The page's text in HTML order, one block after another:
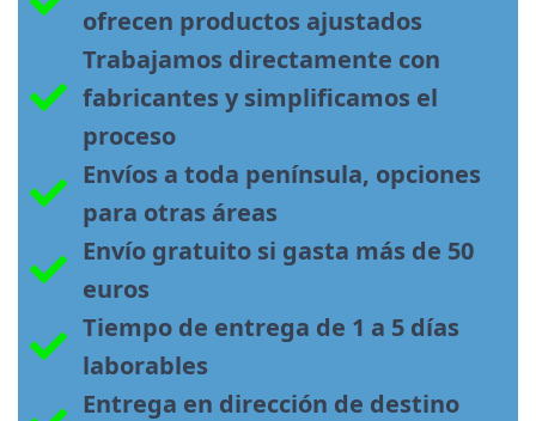
ofrecen productos ajustados
Trabajamos directamente con
fabricantes y simplificamos el
proceso
Envíos a toda península, opciones
para otras áreas
Envío gratuito si gasta más de 50
euros
Tiempo de entrega de 1 a 5 días
laborables
Entrega en dirección de destino